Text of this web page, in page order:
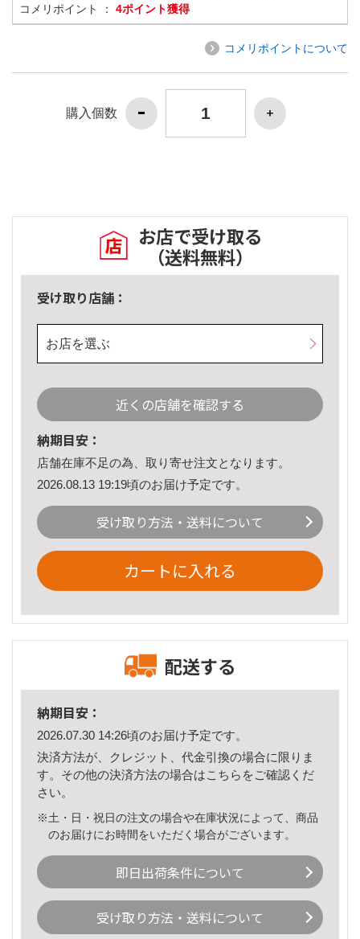
コメリポイント ： 4ポイント獲得
コメリポイントについて
購入個数
お店で受け取る
（送料無料）
受け取り店舗：
お店を選ぶ
近くの店舗を確認する
納期目安：
店舗在庫不足の為、取り寄せ注文となります。
2026.08.13 19:19頃のお届け予定です。
受け取り方法・送料について
カートに入れる
配送する
納期目安：
2026.07.30 14:26頃のお届け予定です。
決済方法が、クレジット、代金引換の場合に限りま
す。その他の決済方法の場合はこちら をご確認くだ
さい。
※土・日・祝日の注文の場合や在庫状況によって、商品
のお届けにお時間をいただく場合がございます。
即日出荷条件について
受け取り方法・送料について